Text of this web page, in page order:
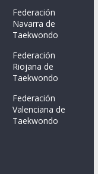
Federación
Navarra de
Taekwondo
Federación
Riojana de
Taekwondo
Federación
Valenciana de
Taekwondo